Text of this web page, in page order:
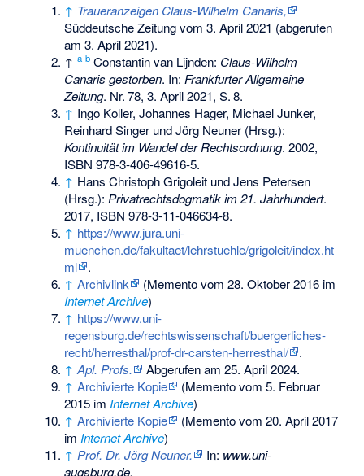
↑ Traueranzeigen Claus-Wilhelm Canaris,
Süddeutsche Zeitung vom 3. April 2021 (abgerufen
am 3. April 2021).
↑a b Constantin van Lijnden: Claus-Wilhelm
Canaris gestorben. In: Frankfurter Allgemeine
Zeitung. Nr.78, 3. April 2021,S.8.
↑ Ingo Koller, Johannes Hager, Michael Junker,
Reinhard Singer und Jörg Neuner (Hrsg.):
Kontinuität im Wandel der Rechtsordnung. 2002,
ISBN 978-3-406-49616-5.
↑ Hans Christoph Grigoleit und Jens Petersen
(Hrsg.): Privatrechtsdogmatik im 21. Jahrhundert.
2017, ISBN 978-3-11-046634-8.
↑ https://www.jura.uni-
muenchen.de/fakultaet/lehrstuehle/grigoleit/index.ht
ml
.
↑ Archivlink (Mementovom 28. Oktober 2016 im
Internet Archive)
↑ https://www.uni-
regensburg.de/rechtswissenschaft/buergerliches-
recht/herresthal/prof-dr-carsten-herresthal/
.
↑ Apl. Profs. Abgerufen am 25. April 2024.
↑ Archivierte Kopie (Mementovom 5. Februar
2015 im Internet Archive)
↑ Archivierte Kopie (Mementovom 20. April 2017
im Internet Archive)
↑ Prof. Dr. Jörg Neuner. In: www.uni-
augsburg.de.